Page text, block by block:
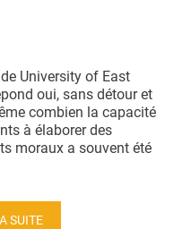
University of East
oui, sans détour et
combien la capacité
à élaborer des
moraux a souvent été
SUITE